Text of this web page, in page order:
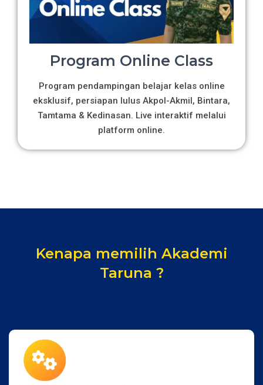
Program Online Class
Program pendampingan belajar kelas online
eksklusif, persiapan lulus Akpol-Akmil, Bintara,
Tamtama & Kedinasan. Live interaktif melalui
platform online.
Kenapa memilih Akademi
Taruna ?